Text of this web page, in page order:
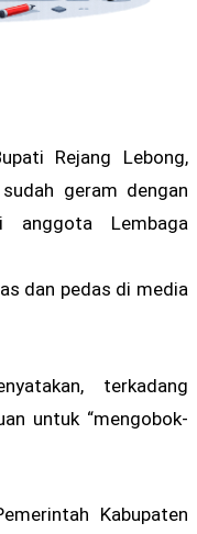
Rejang Lebong,
geram dengan
anggota Lembaga
dan pedas di media
terkadang
untuk “mengobok-
Kabupaten